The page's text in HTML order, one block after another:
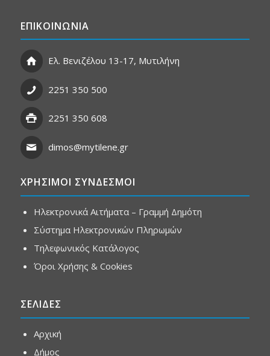
ΕΠΙΚΟΙΝΩΝΙΑ
Ελ. Βενιζέλου 13-17, Μυτιλήνη
2251 350 500
2251 350 608
dimos@mytilene.gr
ΧΡΗΣΙΜΟΙ ΣΥΝΔΕΣΜΟΙ
Ηλεκτρονικά Αιτήματα – Γραμμή Δημότη
Σύστημα Ηλεκτρονικών Πληρωμών
Τηλεφωνικός Κατάλογος
Όροι Χρήσης & Cookies
ΣΕΛΙΔΕΣ
Αρχική
Δήμος